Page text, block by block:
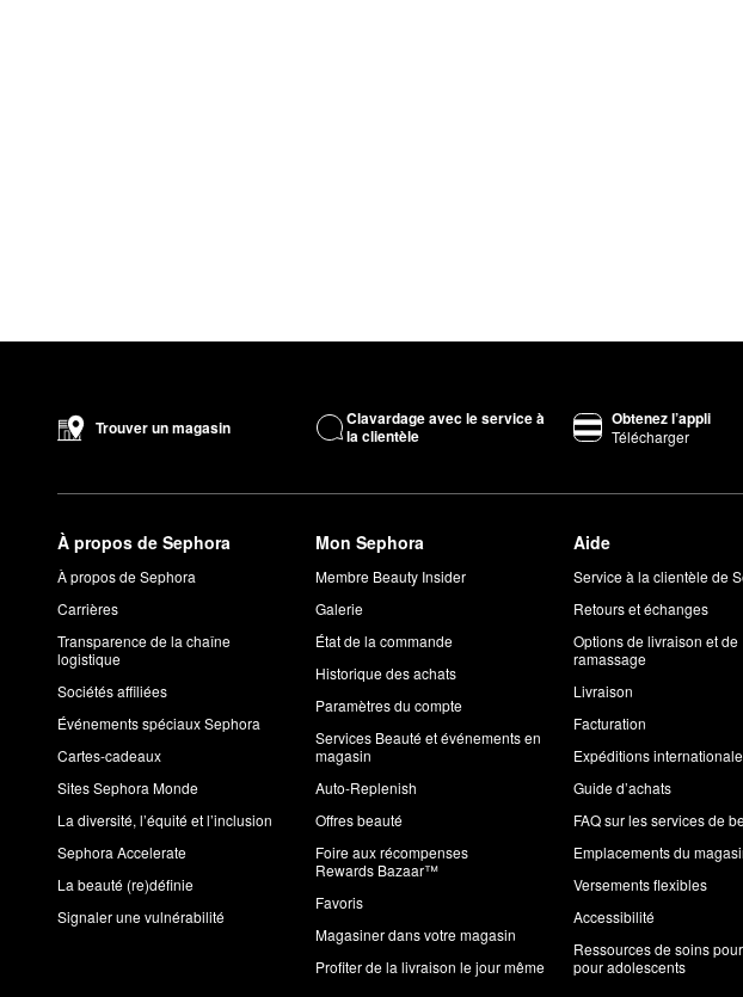
Trouver un magasin
Clavardage avec le service à
la clientèle
Obtenez l’appli
Télécharger
À propos de Sephora
À propos de Sephora
Carrières
Transparence de la chaîne
logistique
Sociétés affiliées
Événements spéciaux Sephora
Cartes-cadeaux
Sites Sephora Monde
La diversité, l’équité et l’inclusion
Sephora Accelerate
La beauté (re)définie
Signaler une vulnérabilité
Mon Sephora
Membre Beauty Insider
Galerie
État de la commande
Historique des achats
Paramètres du compte
Services Beauté et événements en
magasin
Auto-Replenish
Offres beauté
Foire aux récompenses
Rewards Bazaar™
Favoris
Magasiner dans votre magasin
Profiter de la livraison le jour même
Aide
Service à la clientèle de
Retours et échanges
Options de livraison et de
ramassage
Livraison
Facturation
Expéditions
Guide d’achats
FAQ sur les services de
Emplacements du
Versements flexibles
Accessibilité
Ressources de soins
pour adolescents